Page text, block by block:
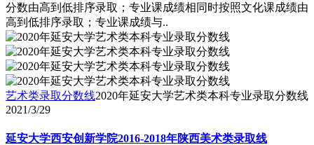
分数由高到低排序录取；专业课成绩相同时按照文化课成绩由
高到低排序录取；专业课成绩与..
艺术类录取分数线2020年延安大学艺术类本科专业录取分数线
2021/3/29
延安大学西安创新学院2016-2018年陕西美术类录取线